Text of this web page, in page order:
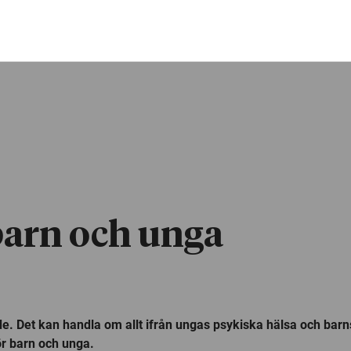
och unga
Det kan handla om allt ifrån ungas psykiska hälsa och
barn och unga.